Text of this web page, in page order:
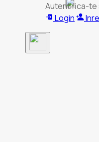
Autentifica-te
Login